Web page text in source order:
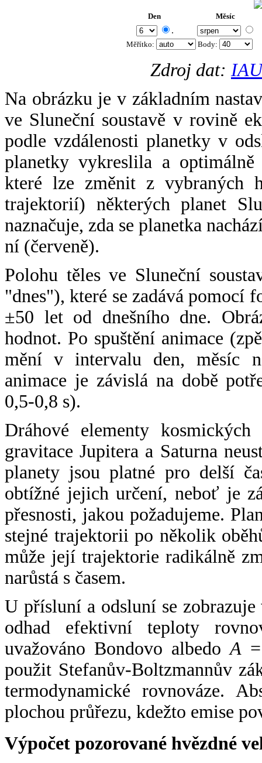
Den Měsíc
.
Měřítko: Body:
Zdroj dat:
Na obrázku je v základním
ve Sluneční soustavě v rovině
podle vzdálenosti planetky v
planetky vykreslila a
které lze změnit z vybraných
trajektorií) některých planet
naznačuje, zda se planetka
ní (červeně).
Polohu těles ve Sluneční
"dnes"), které se zadává pomocí
±50 let od dnešního dne.
hodnot. Po spuštění animace
mění v intervalu den, měsíc
animace je závislá na době
0,5-0,8 s).
Dráhové elementy
gravitace Jupitera a Saturna
planety jsou platné pro delší
obtížné jejich určení, neboť je
přesnosti, jakou požadujeme.
stejné trajektorii po několik
může její trajektorie radikálně
narůstá s časem.
U přísluní a odsluní se
odhad efektivní teploty
uvažováno Bondovo albedoA
použit Stefanův-Boltzmannův
termodynamické rovnováze.
plochou průřezu, kdežto emise
Výpočet pozorované hvězdné